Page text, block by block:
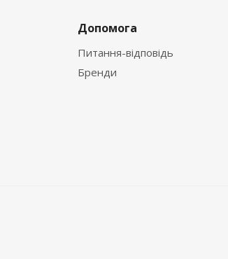
Допомога
Питання-відповідь
Бренди